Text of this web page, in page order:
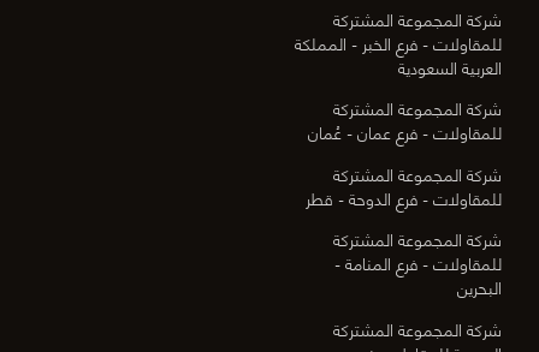
شركة المجموعة المشتركة
للمقاولات - فرع الخبر - المملكة
العربية السعودية
شركة المجموعة المشتركة
للمقاولات - فرع عمان - عُمان
شركة المجموعة المشتركة
للمقاولات - فرع الدوحة - قطر
شركة المجموعة المشتركة
للمقاولات - فرع المنامة -
البحرين
شركة المجموعة المشتركة